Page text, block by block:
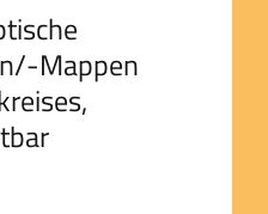
Mappen